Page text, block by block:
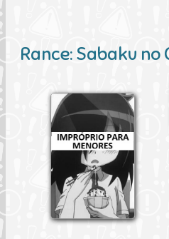
Rance: Sabaku no